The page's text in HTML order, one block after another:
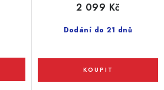
Dodání do 21 dnů
2 099 Kč